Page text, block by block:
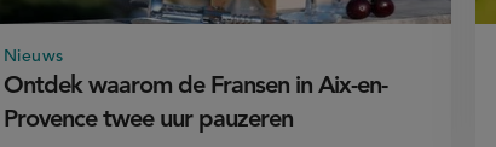
Ontdek waarom de Fransen in Aix-en-
Provence twee uur pauzeren
Nieuws